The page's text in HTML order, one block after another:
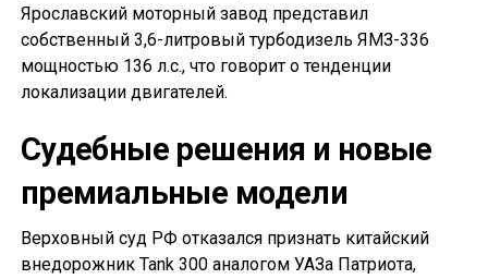
Ярославский моторный завод представил
собственный 3,6-литровый турбодизель ЯМЗ-336
мощностью 136 л.с., что говорит о тенденции
локализации двигателей.
Судебные решения и новые
премиальные модели
Верховный суд РФ отказался признать китайский
внедорожник Tank 300 аналогом УАЗа Патриота,